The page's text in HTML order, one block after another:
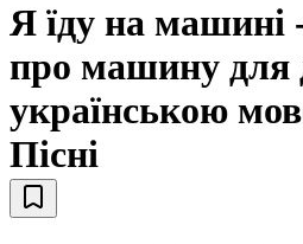
Я їду на
про машину для
українською
Пісні